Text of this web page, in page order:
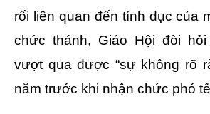
rối liên quan đến tính dục của
chức thánh, Giáo Hội đòi
vượt qua được “sự không rõ
năm trước khi nhận chức phó